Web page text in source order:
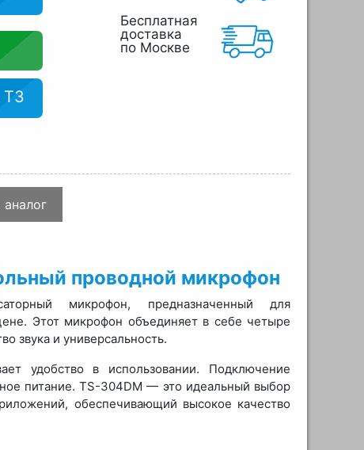
ТЗ
Бесплатная
доставка
по Москве
аналог
проводной микрофон
микрофон, предназначенный для
Этот микрофон объединяет в себе четыре
звука и универсальность.
удобство в использовании. Подключение
питание. TS-304DM — это идеальный выбор
обеспечивающий высокое качество